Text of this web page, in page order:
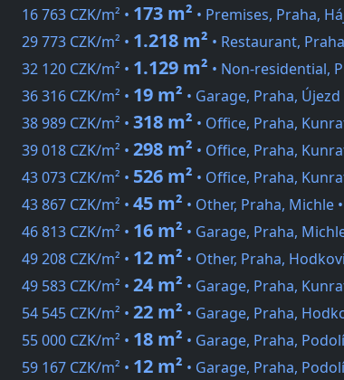
16 763 CZK/m² • 173 m² • Premises, Praha,
29 773 CZK/m² • 1.218 m² • Restaurant,
32 120 CZK/m² • 1.129 m² • Non-residential,
36 316 CZK/m² • 19 m² • Garage, Praha,
38 989 CZK/m² • 318 m² • Office, Praha,
39 018 CZK/m² • 298 m² • Office, Praha,
43 073 CZK/m² • 526 m² • Office, Praha,
43 867 CZK/m² • 45 m² • Other, Praha, Michle •
46 813 CZK/m² • 16 m² • Garage, Praha,
49 208 CZK/m² • 12 m² • Other, Praha,
49 583 CZK/m² • 24 m² • Garage, Praha,
54 545 CZK/m² • 22 m² • Garage, Praha,
55 000 CZK/m² • 18 m² • Garage, Praha,
59 167 CZK/m² • 12 m² • Garage, Praha,